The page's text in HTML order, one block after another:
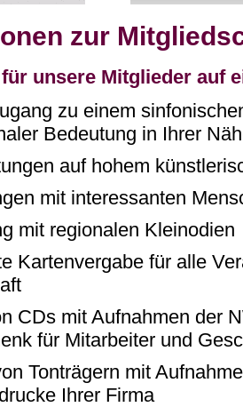
zur
unsere Mitglieder auf
zu einem
Bedeutung in Ihrer
auf hohem
mit interessanten
mit regionalen Kleinodien
Kartenvergabe für alle
CDs mit Aufnahmen der
für Mitarbeiter und
Tonträgern mit
Ihrer Firma